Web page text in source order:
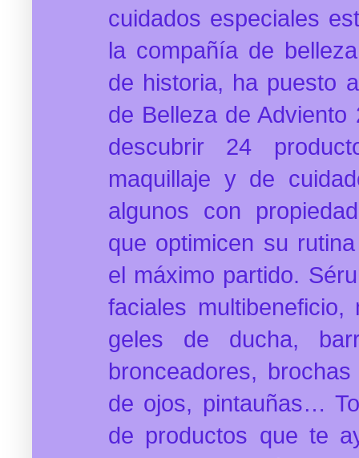
cuidados especiales
la compañía de
de historia, ha puesto
de Belleza de
descubrir 24
maquillaje y de
algunos con
que optimicen su
el máximo partido.
faciales
geles de ducha,
bronceadores,
de ojos, pintauñas…
de productos que te